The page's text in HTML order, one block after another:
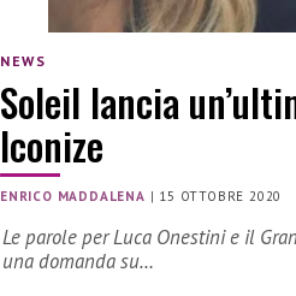
NEWS
Soleil lancia
Iconize
ENRICO MADDALENA | 15 OTTOBRE 2020
Le parole per Luca Onestini e il
una domanda su…